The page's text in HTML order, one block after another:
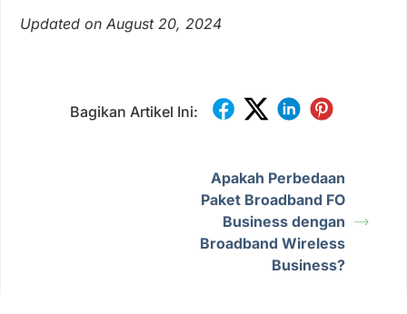
Updated on August 20, 2024
Bagikan Artikel Ini:
Apakah Perbedaan
Paket Broadband FO
Business dengan
Broadband Wireless
Business?